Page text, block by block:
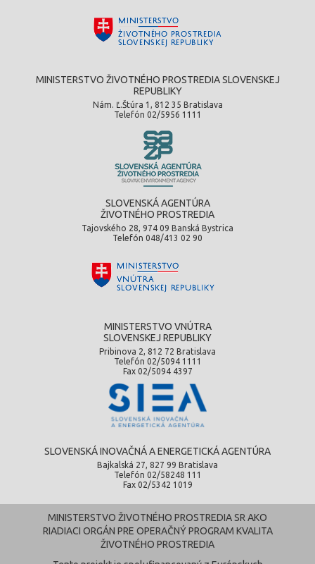
MINISTERSTVO ŽIVOTNÉHO PROSTREDIA SLOVENSKEJ
REPUBLIKY
Nám. Ľ.Štúra 1, 812 35 Bratislava
Telefón 02/5956 1111
SLOVENSKÁ AGENTÚRA
ŽIVOTNÉHO PROSTREDIA
Tajovského 28, 974 09 Banská Bystrica
Telefón 048/413 02 90
MINISTERSTVO VNÚTRA
SLOVENSKEJ REPUBLIKY
Pribinova 2, 812 72 Bratislava
Telefón 02/5094 1111
Fax 02/5094 4397
SLOVENSKÁ INOVAČNÁ A ENERGETICKÁ AGENTÚRA
Bajkalská 27, 827 99 Bratislava
Telefón 02/58248 111
Fax 02/5342 1019
MINISTERSTVO ŽIVOTNÉHO PROSTREDIA SR AKO
RIADIACI ORGÁN PRE OPERAČNÝ PROGRAM KVALITA
ŽIVOTNÉHO PROSTREDIA